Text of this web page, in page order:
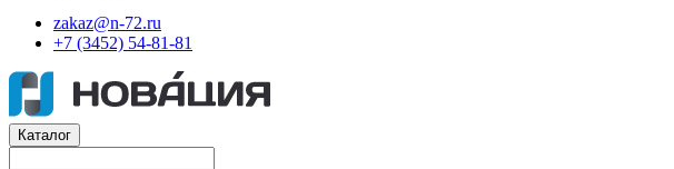
zakaz@n-72.ru
+7 (3452) 54-81-81
Каталог